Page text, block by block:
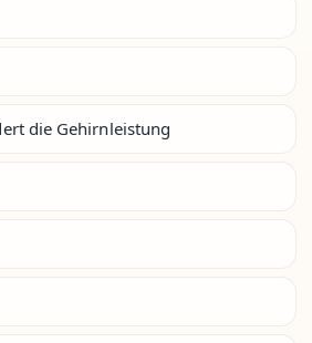
die Gehirnleistung